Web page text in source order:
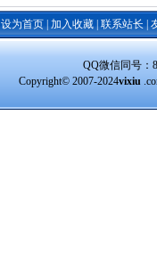
设为首页| 加入收藏| 联系站长
QQ微信同号：
Copyright© 2007-2024vixiu